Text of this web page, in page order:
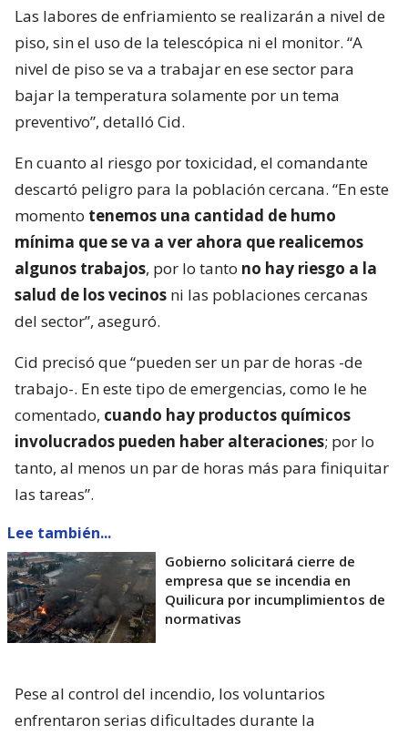
Las labores de enfriamiento se realizarán a nivel de
piso, sin el uso de la telescópica ni el monitor. “A
nivel de piso se va a trabajar en ese sector para
bajar la temperatura solamente por un tema
preventivo”, detalló Cid.
En cuanto al riesgo por toxicidad, el comandante
descartó peligro para la población cercana. “En este
momento tenemos una cantidad de humo
mínima que se va a ver ahora que realicemos
algunos trabajos, por lo tanto no hay riesgo a la
salud de los vecinos ni las poblaciones cercanas
del sector”, aseguró.
Cid precisó que “pueden ser un par de horas -de
trabajo-. En este tipo de emergencias, como le he
comentado, cuando hay productos químicos
involucrados pueden haber alteraciones; por lo
tanto, al menos un par de horas más para finiquitar
las tareas”.
Lee también...
Gobierno solicitará cierre de
empresa que se incendia en
Quilicura por incumplimientos de
normativas
Pese al control del incendio, los voluntarios
enfrentaron serias dificultades durante la